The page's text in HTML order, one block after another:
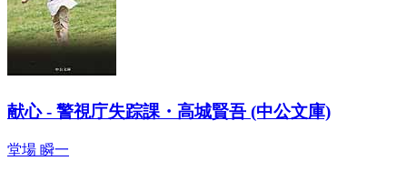
献心 - 警視庁失踪課・高城賢吾 (中公文庫)
堂場 瞬一